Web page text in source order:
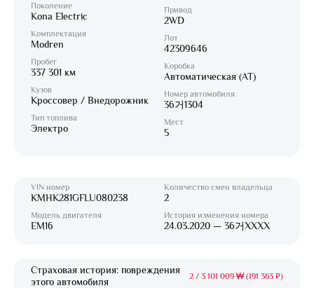
Поколение
Kona Electric
Комплектация
Modren
Пробег
337 301 км
Кузов
Кроссовер / Внедорожник
Тип топлива
Электро
Привод
2WD
Лот
42309646
Коробка
Автоматическая (AT)
Номер автомобиля
36거1304
Мест
5
VIN номер
KMHK281GFLU080238
Модель двигателя
EM16
Количество смен владельца
2
История изменения номера
24.03.2020 — 36거XXXX
Страховая история: повреждения
этого автомобиля
2 / 3 101 009 ₩ (191 363 ₽)